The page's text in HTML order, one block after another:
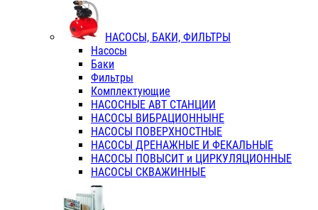
НАСОСЫ, БАКИ, ФИЛЬТРЫ
Насосы
Баки
Фильтры
Комплектующие
НАСОСНЫЕ АВТ СТАНЦИИ
НАСОСЫ ВИБРАЦИОННЫНЕ
НАСОСЫ ПОВЕРХНОСТНЫЕ
НАСОСЫ ДРЕНАЖНЫЕ И ФЕКАЛЬНЫЕ
НАСОСЫ ПОВЫСИТ и ЦИРКУЛЯЦИОННЫЕ
НАСОСЫ СКВАЖИННЫЕ